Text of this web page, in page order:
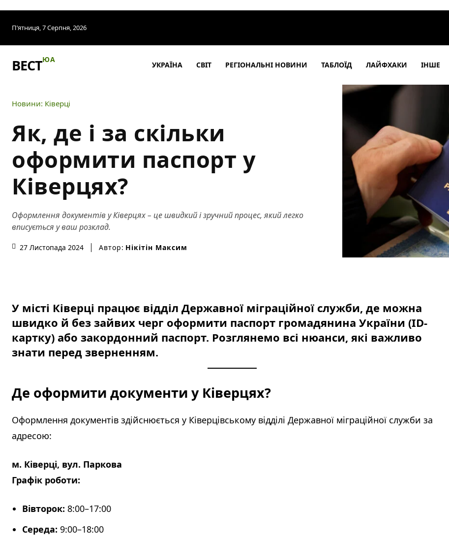
П’ятниця, 7 Серпня, 2026
ВЕСТЮА
УКРАЇНА СВІТ РЕГІОНАЛЬНІ НОВИНИ ТАБЛОЇД ЛАЙФХАКИ ІНШЕ
Новини: Ківерці
Як, де і за скільки
оформити паспорт у
Ківерцях?
Оформлення документів у Ківерцях – це швидкий і зручний процес, який легко
вписується у ваш розклад.
27 Листопада 2024 Автор: Нікітін Максим
У місті Ківерці працює відділ Державної міграційної служби, де можна
швидко й без зайвих черг оформити паспорт громадянина України (ID-
картку) або закордонний паспорт. Розглянемо всі нюанси, які важливо
знати перед зверненням.
Де оформити документи у Ківерцях?
Оформлення документів здійснюється у Ківерцівському відділі Державної міграційної служби за
адресою:
м. Ківерці, вул. Паркова
Графік роботи:
Вівторок: 8:00–17:00
Середа: 9:00–18:00